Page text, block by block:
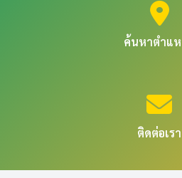
ค้นหาตำแ
ติดต่อเรา